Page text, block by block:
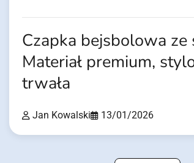
Czapka bejsbolowa ze
Materiał premium,
trwała
Jan Kowalski 13/01/2026